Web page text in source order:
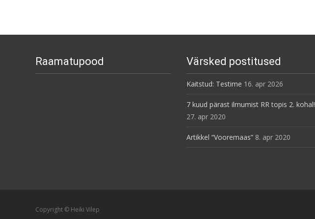
Raamatupood Värsked postitused
Kaitstud: Testime 16. apr 2026
7 kuud pärast ilmumist RR topis 2. kohal!
27. apr 2020
Artikkel “Vooremaas” 8. apr 2020
Copyright © Heiki Vilep